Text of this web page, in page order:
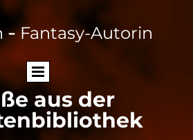
–Fantasy-Autorin
aus der